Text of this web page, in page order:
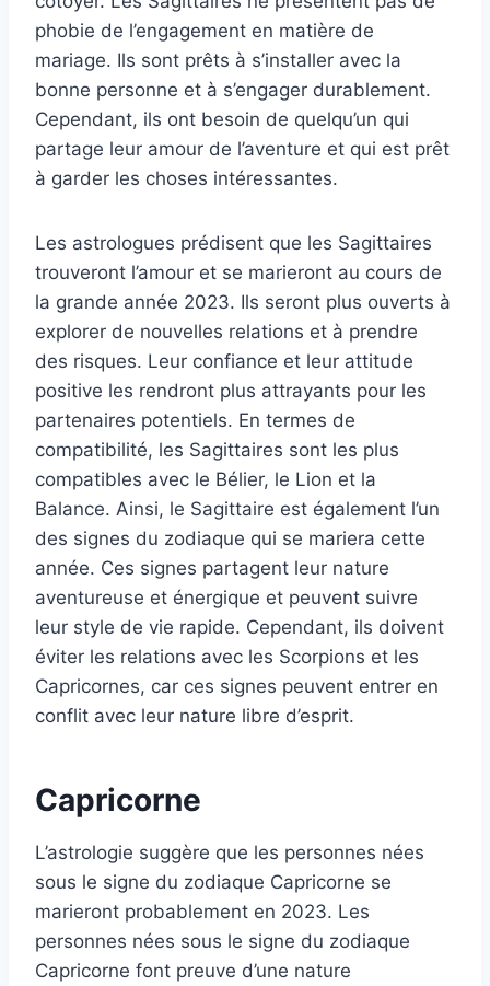
phobie de l’engagement en matière de
mariage. Ils sont prêts à s’installer avec la
bonne personne et à s’engager durablement.
Cependant, ils ont besoin de quelqu’un qui
partage leur amour de l’aventure et qui est prêt
à garder les choses intéressantes.
Les astrologues prédisent que les Sagittaires
trouveront l’amour et se marieront au cours de
la grande année 2023. Ils seront plus ouverts à
explorer de nouvelles relations et à prendre
des risques. Leur confiance et leur attitude
positive les rendront plus attrayants pour les
partenaires potentiels. En termes de
compatibilité, les Sagittaires sont les plus
compatibles avec le Bélier, le Lion et la
Balance. Ainsi, le Sagittaire est également l’un
des signes du zodiaque qui se mariera cette
année. Ces signes partagent leur nature
aventureuse et énergique et peuvent suivre
leur style de vie rapide. Cependant, ils doivent
éviter les relations avec les Scorpions et les
Capricornes, car ces signes peuvent entrer en
conflit avec leur nature libre d’esprit.
Capricorne
L’astrologie suggère que les personnes nées
sous le signe du zodiaque Capricorne se
marieront probablement en 2023. Les
personnes nées sous le signe du zodiaque
Capricorne font preuve d’une nature